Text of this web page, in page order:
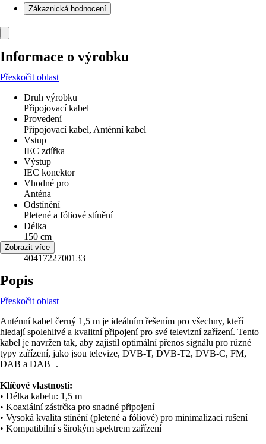
Zákaznická hodnocení
Informace o výrobku
Přeskočit oblast
Druh výrobku
Připojovací kabel
Provedení
Připojovací kabel, Anténní kabel
Vstup
IEC zdířka
Výstup
IEC konektor
Vhodné pro
Anténa
Odstínění
Pletené a fóliové stínění
Délka
150 cm
EAN
4041722700133
Zobrazit více
Popis
Přeskočit oblast
Anténní kabel černý 1,5 m je ideálním řešením pro všechny, kteří
hledají spolehlivé a kvalitní připojení pro své televizní zařízení. Tento
kabel je navržen tak, aby zajistil optimální přenos signálu pro různé
typy zařízení, jako jsou televize, DVB-T, DVB-T2, DVB-C, FM,
DAB a DAB+.
Klíčové vlastnosti:
• Délka kabelu: 1,5 m
• Koaxiální zástrčka pro snadné připojení
• Vysoká kvalita stínění (pletené a fóliové) pro minimalizaci rušení
• Kompatibilní s širokým spektrem zařízení